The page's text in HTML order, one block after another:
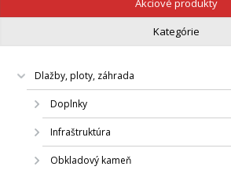
Akciové produkty
Kategórie
Dlažby, ploty, záhrada
Doplnky
Infraštruktúra
Obkladový kameň